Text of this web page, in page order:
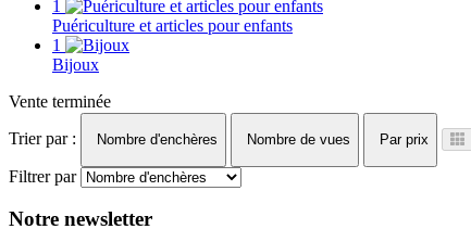
1
Puériculture et articles pour enfants
1
Bijoux
Vente terminée
Trier par :
Nombre d'enchères Nombre de vues Par prix
Filtrer par
Notre newsletter